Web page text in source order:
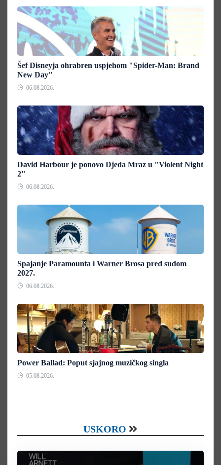
Šef Disneyja ohrabren uspjehom "Spider-Man: Brand
New Day"
06.08.2026.
David Harbour je ponovo Djeda Mraz u "Violent Night
2"
06.08.2026.
Spajanje Paramounta i Warner Brosa pred sudom
2027.
06.08.2026.
Power Ballad: Poput sjajnog muzičkog singla
05.08.2026.
USKORO